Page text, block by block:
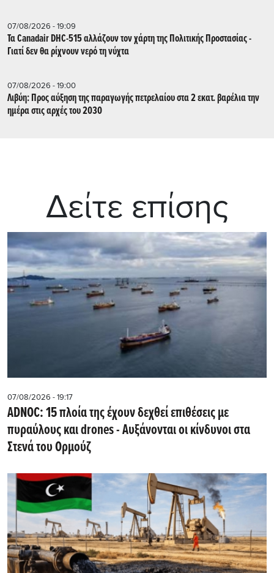
07/08/2026 - 19:09
Τα Canadair DHC-515 αλλάζουν τον χάρτη της Πολιτικής Προστασίας -
Γιατί δεν θα ρίχνουν νερό τη νύχτα
07/08/2026 - 19:00
Λιβύη: Προς αύξηση της παραγωγής πετρελαίου στα 2 εκατ. βαρέλια την
ημέρα στις αρχές του 2030
Δείτε επίσης
07/08/2026 - 19:17
ADNOC: 15 πλοία της έχουν δεχθεί επιθέσεις με
πυραύλους και drones - Aυξάνονται οι κίνδυνοι στα
Στενά του Ορμούζ